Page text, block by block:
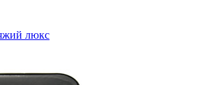
люкс